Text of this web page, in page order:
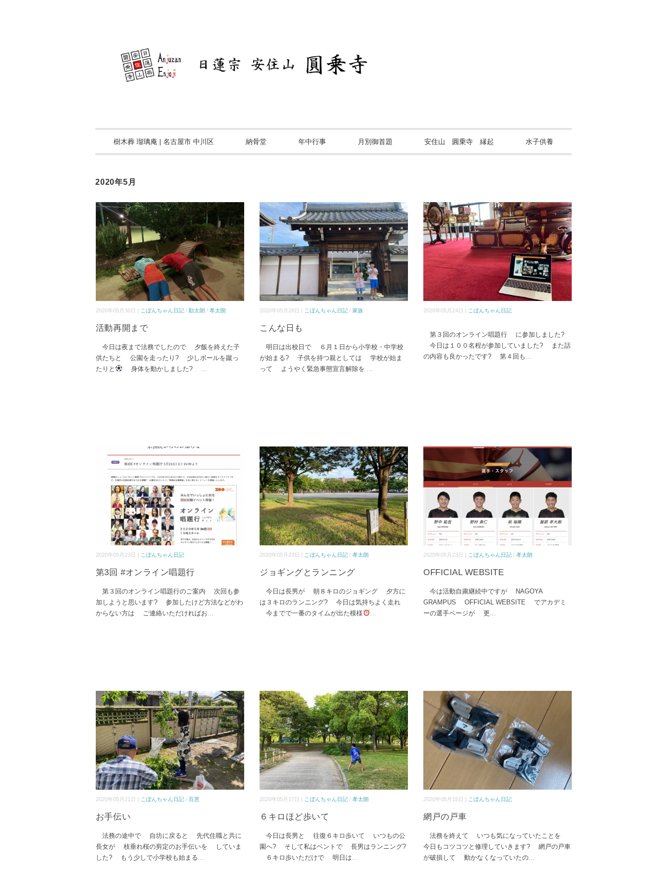
樹木葬 瑠璃庵 | 名古屋市 中川区 納骨堂 年中行事 月別御首題 安住山 圓乗寺 縁起 水子供養
2020年5月
2020年05月30日 | こぼんちゃん日記/ 勘太朗 / 孝太朗
活動再開まで
今日は夜まで法務でしたので 夕飯を終えた子
供たちと 公園を走ったり? 少しボールを蹴っ
たりと
身体を動かしました?
2020年05月28日 | こぼんちゃん日記 /家族
こんな日も
明日は出校日で ６月１日から小学校・中学校
が始まる? 子供を持つ親としては 学校が始ま
って ようやく緊急事態宣言解除を
2020年05月24日 | こぼんちゃん日記
第３回のオンライン唱題行 に参加しました?
今日は１００名程が参加していました? また話
の内容も良かったです? 第４回も
2020年05月23日 | こぼんちゃん日記
第3回 #オンライン唱題行
第３回のオンライン唱題行のご案内 次回も参
加しようと思います? 参加したけど方法などがわ
からない方は ご連絡いただければお
2020年05月23日 | こぼんちゃん日記 /孝太朗
ジョギングとランニング
今日は長男が 朝８キロのジョギング 夕方に
は３キロのランニング? 今日は気持ちよく走れ
今までで一番のタイムが出た模様
2020年05月23日 | こぼんちゃん日記 /孝太朗
OFFICIAL WEBSITE
今は活動自粛継続中ですが NAGOYA
GRAMPUS OFFICIAL WEBSITE でアカデミ
ーの選手ページが 更
2020年05月21日 | こぼんちゃん日記/ 百恵
お手伝い
法務の途中で 自坊に戻ると 先代住職と共に
長女が 枝垂れ桜の剪定のお手伝いを していま
した? もう少しで小学校も始まる
2020年05月17日 | こぼんちゃん日記 /孝太朗
６キロほど歩いて
今日は長男と 往復６キロ歩いて いつもの公
園へ? そして私はベントで 長男はランニング?
６キロ歩いただけで 明日は
2020年05月15日 | こぼんちゃん日記
網戸の戸車
法務を終えて いつも気になっていたことを
今日もコツコツと修理していきます? 網戸の戸車
が破損して 動かなくなっていたの